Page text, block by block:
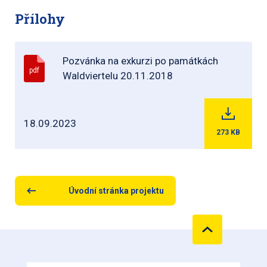
Přílohy
pdf
Pozvánka na exkurzi po památkách
Waldviertelu 20.11.2018
18.09.2023
273 KB
Úvodní stránka projektu